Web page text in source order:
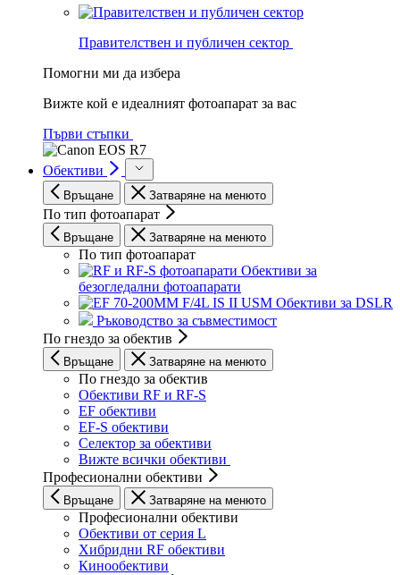
Правителствен и публичен сектор
Помогни ми да избера
Вижте кой е идеалният фотоапарат за вас
Първи стъпки
Обективи
Връщане Затваряне на менюто
По тип фотоапарат
Връщане Затваряне на менюто
По тип фотоапарат
Обективи за
безогледални фотоапарати
Обективи за DSLR
Ръководство за съвместимост
По гнездо за обектив
Връщане Затваряне на менюто
По гнездо за обектив
Обективи RF и RF-S
EF обективи
EF-S обективи
Селектор за обективи
Вижте всички обективи
Професионални обективи
Връщане Затваряне на менюто
Професионални обективи
Обективи от серия L
Хибридни RF обективи
Кинообективи